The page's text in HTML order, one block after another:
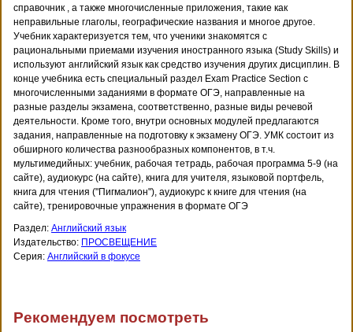
справочник , а также многочисленные приложения, такие как
неправильные глаголы, географические названия и многое другое.
Учебник характеризуется тем, что ученики знакомятся с
рациональными приемами изучения иностранного языка (Study Skills) и
используют английский язык как средство изучения других дисциплин. В
конце учебника есть специальный раздел Exam Practice Section с
многочисленными заданиями в формате ОГЭ, направленные на
разные разделы экзамена, соответственно, разные виды речевой
деятельности. Кроме того, внутри основных модулей предлагаются
задания, направленные на подготовку к экзамену ОГЭ. УМК состоит из
обширного количества разнообразных компонентов, в т.ч.
мультимедийных: учебник, рабочая тетрадь, рабочая программа 5-9 (на
сайте), аудиокурс (на сайте), книга для учителя, языковой портфель,
книга для чтения ("Пигмалион"), аудиокурс к книге для чтения (на
сайте), тренировочные упражнения в формате ОГЭ
Раздел: Английский язык
Издательство: ПРОСВЕЩЕНИЕ
Серия: Английский в фокусе
Рекомендуем посмотреть